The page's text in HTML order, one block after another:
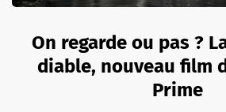
On regarde ou pas ?
diable, nouveau film
Prime